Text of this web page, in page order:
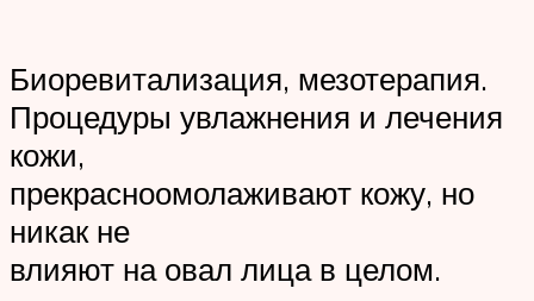
Биоревитализация, мезотерапия.
Процедуры увлажнения и лечения
кожи,
прекрасноомолаживают кожу, но
никак не
влияют на овал лица в целом.